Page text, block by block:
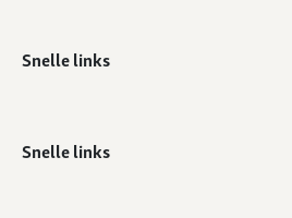
Snelle links
Snelle links